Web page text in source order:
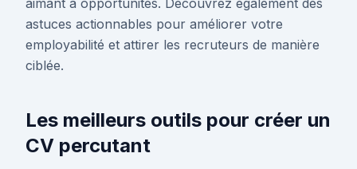
aimant à opportunités. Découvrez également des
astuces actionnables pour améliorer votre
employabilité et attirer les recruteurs de manière
ciblée.
Les meilleurs outils pour créer un
CV percutant